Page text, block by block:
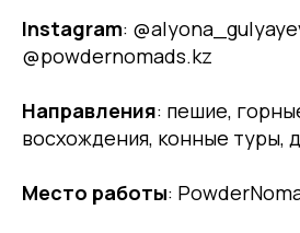
Instagram:
@powdernomads.kz
Направления: пешие,
восхождения, конные туры,
Место работы: